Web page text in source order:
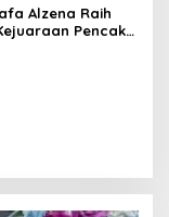
Alzena Raih
Pencak